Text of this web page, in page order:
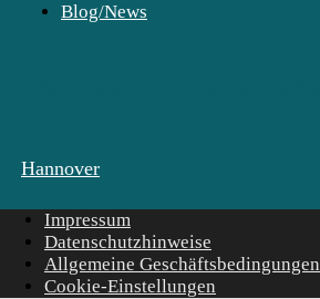
Blog/News
Hannover
Impressum
Datenschutzhinweise
Allgemeine Geschäftsbedingungen
Cookie-Einstellungen